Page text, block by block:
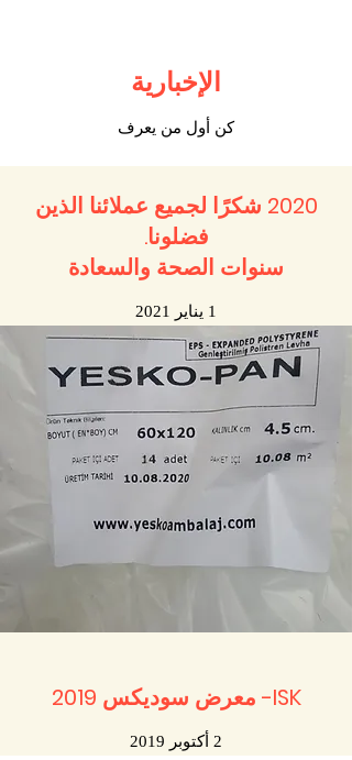
الإخبارية
كن أول من يعرف
2020 شكرًا لجميع عملائنا الذين
فضلونا.
سنوات الصحة والسعادة
1 يناير 2021
ISK- معرض سوديكس 2019
2 أكتوبر 2019